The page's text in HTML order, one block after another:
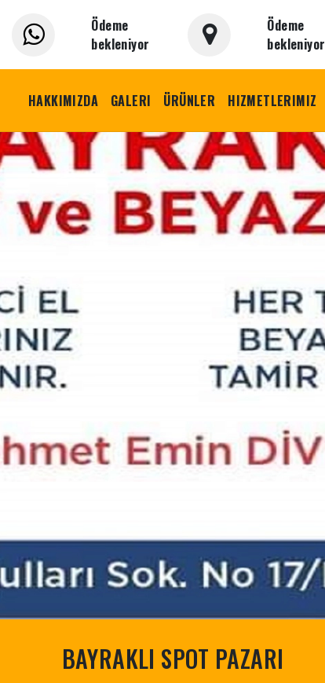
Ödeme
bekleniyor
Ödeme
bekleniyor
HAKKIMIZDA GALERI ÜRÜNLER HIZMETLERIMIZ
BAYRAKLI SPOT PAZARI